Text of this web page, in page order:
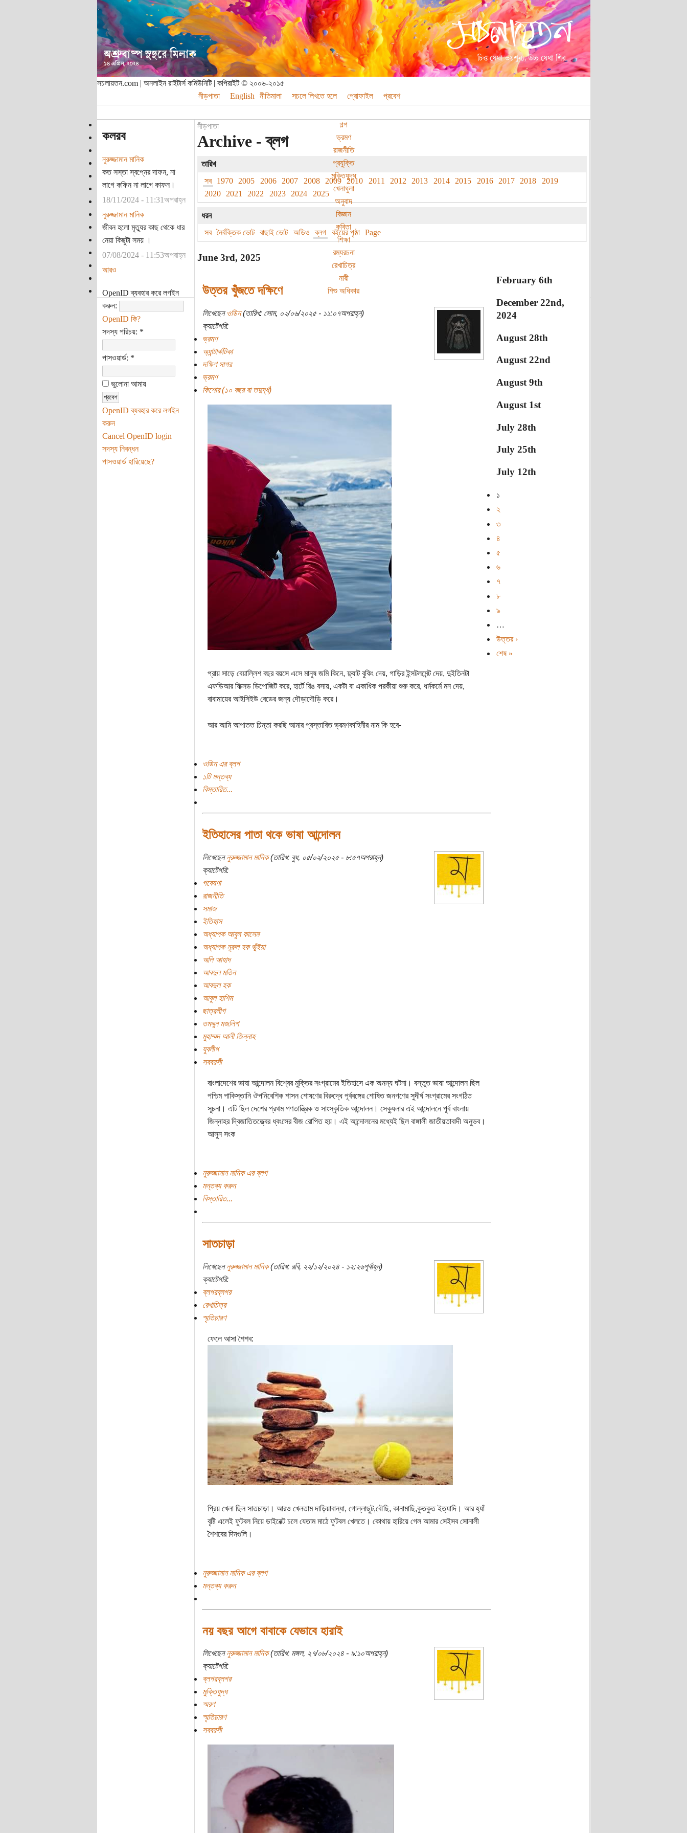
সচলায়তন.com | অনলাইন রাইটার্স কমিউনিটি | কপিরাইট © ২০০৬-২০১৫
নীড়পাতা
English নীতিমালা সচলে লিখতে হলে প্রোফাইল প্রবেশ
গল্প
ভ্রমণ
রাজনীতি
প্রযুক্তি
মুক্তিযুদ্ধ
খেলাধুলা
অনুবাদ
বিজ্ঞান
কবিতা
শিক্ষা
রম্যরচনা
রেখাচিত্র
নারী
শিশু অধিকার
কলরব
নুরুজ্জামান মানিক
কত সস্তা স্বপ্নের দাফন, না
লাগে কফিন না লাগে কাফন।
18/11/2024 - 11:31অপরাহ্ন
নুরুজ্জামান মানিক
জীবন হলো মৃত্যুর কাছ থেকে ধার
নেয়া কিছুটা সময় ।
07/08/2024 - 11:53অপরাহ্ন
আরও
OpenID ব্যবহার করে লগইন
করুন:
OpenID কি?
সদস্য পরিচয়: *
পাসওয়ার্ড: *
ভুলোনা আমায়
OpenID ব্যবহার করে লগইন
করুন
Cancel OpenID login
সদস্য নিবন্ধন
পাসওয়ার্ড হারিয়েছে?
নীড়পাতা
Archive - ব্লগ
তারিখ
সব
1970 2005 2006 2007 2008 2009 2010 2011 2012 2013 2014 2015 2016 2017 2018
2019
2020
2021 2022 2023 2024 2025
ধরন
সব
নৈর্বক্তিক ভোট বাছাই ভোট অডিও ব্লগ বইয়ের পৃষ্ঠা Page
June 3rd, 2025
উত্তর খুঁজতে দক্ষিণে
লিখেছেনওডিন(তারিখ: সোম, ০২/০৬/২০২৫ - ১১:০৭অপরাহ্ন)
ক্যাটেগরি:
ভ্রমণ
অ্যান্টার্কটিকা
দক্ষিণ সাগর
ভ্রমণ
কিশোর (১০ বছর বা তদুর্দ্ধ)
প্রায় সাড়ে বেয়াল্লিশ বছর বয়সে এসে মানুষ জমি কিনে, ফ্ল্যাট বুকিং দেয়, গাড়ির ইন্সটলমেন্ট দেয়, দুইতিনটা
এফডিআর ফিক্সড ডিপোজিট করে, হার্টে রিঙ বসায়, একটা বা একাধিক পরকীয়া শুরু করে, ধর্মকর্মে মন দেয়,
বাবামায়ের আইসিইউ বেডের জন্য দৌড়াদৌড়ি করে।
আর আমি আপাতত চিন্তা করছি আমার প্রস্তাবিত ভ্রমণকাহিনীর নাম কি হবে-
ওডিন এর ব্লগ
১টি মন্তব্য
বিস্তারিত...
February 6th
ইতিহাসের পাতা থকে ভাষা আন্দোলন
লিখেছেননুরুজ্জামান মানিক(তারিখ: বুধ, ০৫/০২/২০২৫ - ৮:৫৭অপরাহ্ন)
ক্যাটেগরি:
গবেষণা
রাজনীতি
সমাজ
ইতিহাস
অধ্যাপক আবুল কাসেম
অধ্যাপক নূরুল হক ভূঁইয়া
অলি আহাদ
আবদুল মতিন
আবদুল হক
আবুল হাশিম
ছাত্রলীগ
তমদ্দুন মজলিশ
মুহাম্মদ আলী জিন্নাহ
যুবলীগ
সববয়সী
বাংলাদেশের ভাষা আন্দোলন বিশ্বের মুক্তির সংগ্রামের ইতিহাসে এক অনন্য ঘটনা। বস্তুত ভাষা আন্দোলন ছিল
পশ্চিম পাকিস্তানি ঔপনিবেশিক শাসন শোষণের বিরুদ্ধে পূর্ববঙ্গের শোষিত জনগণের সুদীর্ঘ সংগ্রামের সংগঠিত
সূচনা। এটি ছিল দেশের প্রথম গণতান্ত্রিক ও সাংস্কৃতিক আন্দোলন। সেক্যুলার এই আন্দোলনে পূর্ব বাংলায়
জিন্নাহর দ্বিজাতিতত্ত্বের ধ্বংসের বীজ রোপিত হয়। এই আন্দোলনের মধ্যেই ছিল বাঙ্গালী জাতীয়তাবাদী অনুভব।
আসুন সংক
নুরুজ্জামান মানিক এর ব্লগ
মন্তব্য করুন
বিস্তারিত...
December 22nd,
2024
সাতচাড়া
লিখেছেননুরুজ্জামান মানিক(তারিখ: রবি, ২২/১২/২০২৪ - ১২:২৬পূর্বাহ্ন)
ক্যাটেগরি:
ব্লগরব্লগর
রেখাচিত্র
স্মৃতিচারণ
ফেলে আসা শৈশব:
প্রিয় খেলা ছিল সাতচাড়া। আরও খেলতাম দাড়িয়াবান্ধা, গোল্লাছুট,বৌছি, কানামাছি,কুতকুত ইত্যাদি। আর হ্যাঁ
বৃষ্টি এলেই ফুটবল নিয়ে ডাইরেক্ট চলে যেতাম মাঠে ফুটবল খেলতে। কোথায় হারিয়ে গেল আমার সেইসব সোনালী
শৈশবের দিনগুলি।
নুরুজ্জামান মানিক এর ব্লগ
মন্তব্য করুন
August 28th
নয় বছর আগে বাবাকে যেভাবে হারাই
লিখেছেননুরুজ্জামান মানিক(তারিখ: মঙ্গল, ২৭/০৮/২০২৪ - ৯:১০অপরাহ্ন)
ক্যাটেগরি:
ব্লগরব্লগর
মুক্তিযুদ্ধ
স্মরণ
স্মৃতিচারণ
সববয়সী
August 22nd
August 9th
August 1st
July 28th
July 25th
July 12th
১
২
৩
৪
৫
৬
৭
৮
৯
…
উত্তর ›
শেষ »